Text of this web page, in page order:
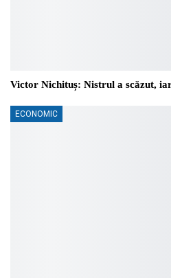
Victor Nichituș: Nistrul a scăzut,
ECONOMIC